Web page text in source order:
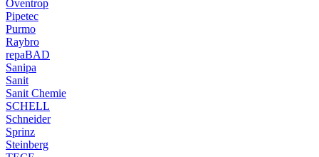
Oventrop
Pipetec
Purmo
Raybro
repaBAD
Sanipa
Sanit
Sanit Chemie
SCHELL
Schneider
Sprinz
Steinberg